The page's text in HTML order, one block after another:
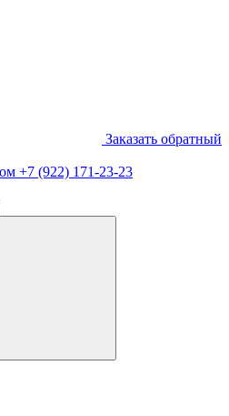
Заказать обратный
+7 (922) 171-23-23